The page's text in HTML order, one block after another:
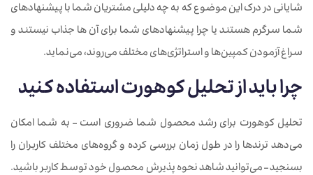
شایانی در درک این موضوع که به چه دلیلی مشتریان شما با پیشنهادهای
شما سرگرم هستند یا چرا پیشنهادهای شما برای آن ها جذاب نیستند و
سراغ آزمودن کمپین‌ها و استراتژی‌های مختلف می‌روند، می‌نماید.
چرا باید از تحلیل کوهورت استفاده کنید
تحلیل کوهورت برای رشد محصول شما ضروری است – به شما امکان
می‌دهد ترندها را در طول زمان بررسی کرده و گروه‌های مختلف کاربران را
بسنجید – می‌توانید شاهد نحوه پذیرش محصول خود توسط کاربر باشید.